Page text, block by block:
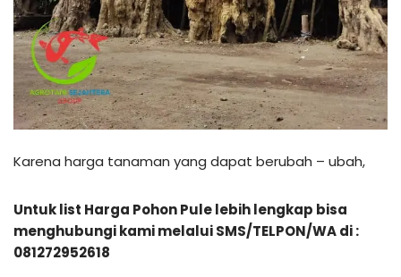
Karena harga tanaman yang dapat berubah – ubah,
Untuk list Harga Pohon Pule lebih lengkap bisa
menghubungi kami melalui SMS/TELPON/WA di :
081272952618